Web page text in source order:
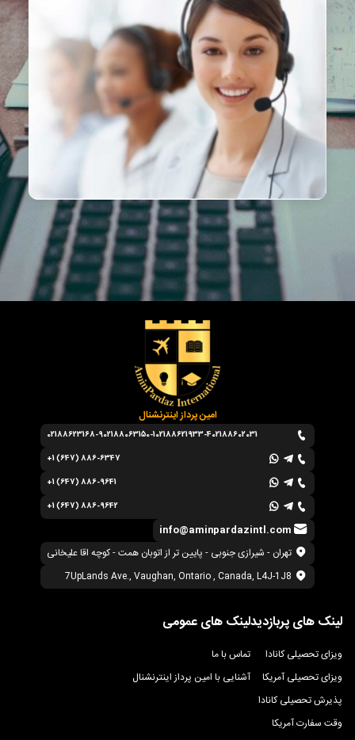
امین پرداز اینترنشنال
info@aminpardazintl.com
02188623168-902188063150-102188621933-402188602031
+1 (647) 886-6347
+1 (647) 886-9641
+1 (647) 886-9642
تهران - شیرازی جنوبی - پایین تر از اتوبان همت - کوچه اقا علیخانی
7UpLands Ave., Vaughan, Ontario , Canada, L4J-1J8
لینک های پربازدید
ویزای تحصیلی کانادا
ویزای تحصیلی آمریکا
پذیرش تحصیلی کانادا
وقت سفارت آمریکا
لینک های عمومی
تماس با ما
آشنایی با امین پرداز اینترنشنال